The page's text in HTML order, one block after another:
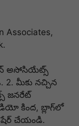
Associates,
అసోసియేట్స్
2. మీకు నచ్చిన
జనరేట్
కింద, బ్లాగ్‌లో
చేయండి.